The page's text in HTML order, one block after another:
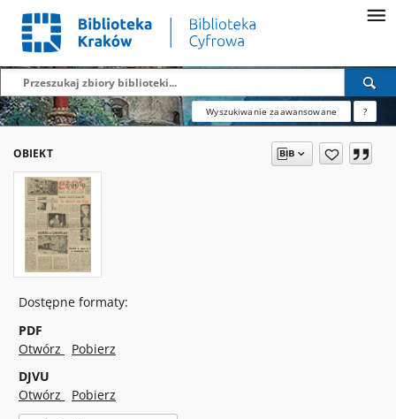
Wyszukiwanie zaawansowane ?
OBIEKT
Dostępne formaty:
PDF
Otwórz
Pobierz
DJVU
Otwórz
Pobierz